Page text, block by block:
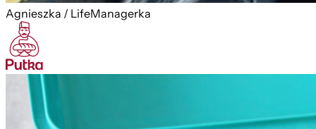
Agnieszka / LifeManagerka